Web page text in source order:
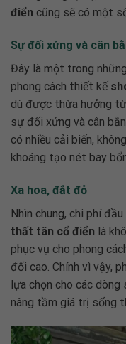
điển cũng sẽ có một
Sự đối xứng và cân
Đây là một trong
phong cách thiết kế
dù được thừa hưởng
sự đối xứng và cân
có nhiều cải biến,
khoáng tạo nét bay
Xa hoa, đắt đỏ
Nhìn chung, chi phí
thất tân cổ điển là
phục vụ cho phong
đối cao. Chính vì vậy,
lựa chọn cho các dòng
nâng tầm giá trị sống